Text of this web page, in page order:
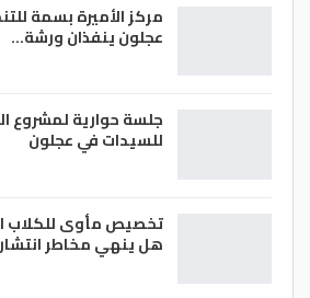
مركز الأميرة بسمة
عجلون ينفذان ورشة…
جلسة حوارية لمشروع
للسيدات في عجلون
تخصيص مأوى للكلاب
هل ينهي مخاطر